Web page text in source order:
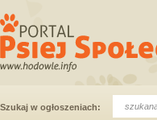
Szukaj w ogłoszeniach: